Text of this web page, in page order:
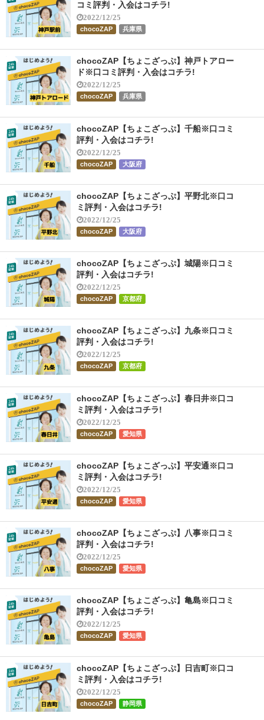
コミ評判・入会はコチラ!
2022/12/25
chocoZAP 兵庫県
chocoZAP【ちょこざっぷ】神戸トアロー
ド※口コミ評判・入会はコチラ!
2022/12/25
chocoZAP 兵庫県
chocoZAP【ちょこざっぷ】千船※口コミ
評判・入会はコチラ!
2022/12/25
chocoZAP 大阪府
chocoZAP【ちょこざっぷ】平野北※口コ
ミ評判・入会はコチラ!
2022/12/25
chocoZAP 大阪府
chocoZAP【ちょこざっぷ】城陽※口コミ
評判・入会はコチラ!
2022/12/25
chocoZAP 京都府
chocoZAP【ちょこざっぷ】九条※口コミ
評判・入会はコチラ!
2022/12/25
chocoZAP 京都府
chocoZAP【ちょこざっぷ】春日井※口コ
ミ評判・入会はコチラ!
2022/12/25
chocoZAP 愛知県
chocoZAP【ちょこざっぷ】平安通※口コ
ミ評判・入会はコチラ!
2022/12/25
chocoZAP 愛知県
chocoZAP【ちょこざっぷ】八事※口コミ
評判・入会はコチラ!
2022/12/25
chocoZAP 愛知県
chocoZAP【ちょこざっぷ】亀島※口コミ
評判・入会はコチラ!
2022/12/25
chocoZAP 愛知県
chocoZAP【ちょこざっぷ】日吉町※口コ
ミ評判・入会はコチラ!
2022/12/25
chocoZAP 静岡県